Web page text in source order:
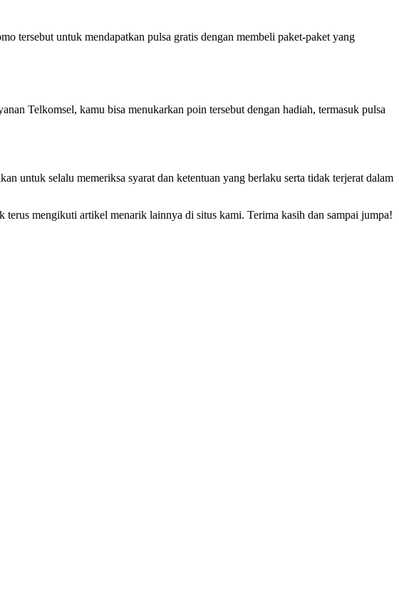
tersebut untuk mendapatkan pulsa gratis dengan membeli paket-paket yang
Telkomsel, kamu bisa menukarkan poin tersebut dengan hadiah, termasuk pulsa
untuk selalu memeriksa syarat dan ketentuan yang berlaku serta tidak terjerat dalam
terus mengikuti artikel menarik lainnya di situs kami. Terima kasih dan sampai jumpa!